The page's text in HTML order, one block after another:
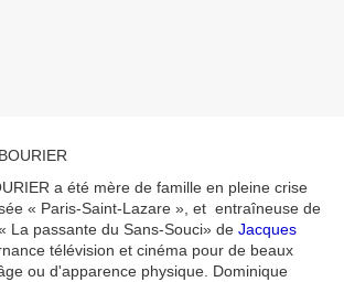
a été mère de famille en pleine crise
« Paris-Saint-Lazare », et entraîneuse de
La passante du Sans-Souci» de Jacques
télévision et cinéma pour de beaux
ou d'apparence physique. Dominique